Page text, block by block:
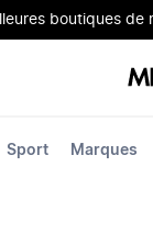
boutiques de
Sport Marques